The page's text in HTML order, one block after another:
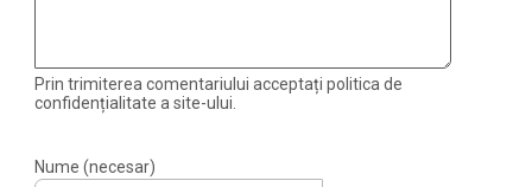
Prin trimiterea comentariului acceptați politica de
confidențialitate a site-ului.
Nume (necesar)